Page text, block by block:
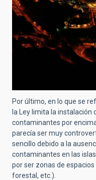
Por último, en lo que se
la Ley limita la instalación
contaminantes por
parecía ser muy
sencillo debido a la
contaminantes en las
por ser zonas de
forestal, etc.).